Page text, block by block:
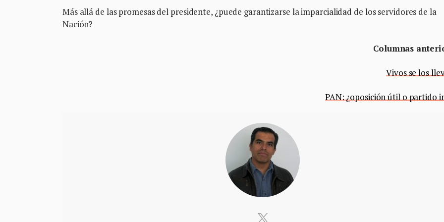
Más allá de las promesas del presidente, ¿puede garantizarse la imparcialidad de los servidores de la
Nación?
Columnas
Vivos se los
PAN: ¿oposición útil o partido